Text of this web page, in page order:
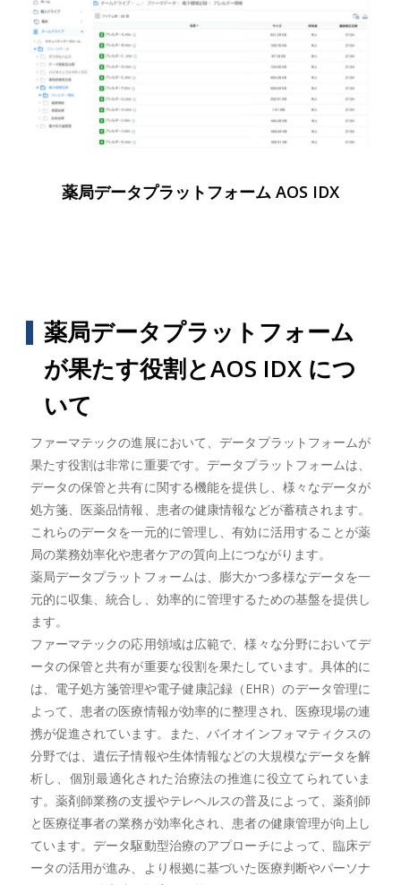
薬局データプラットフォーム AOS IDX
薬局データプラットフォーム
が果たす役割とAOS IDX につ
いて
ファーマテックの進展において、データプラットフォームが
果たす役割は非常に重要です。データプラットフォームは、
データの保管と共有に関する機能を提供し、様々なデータが
処方箋、医薬品情報、患者の健康情報などが蓄積されます。
これらのデータを一元的に管理し、有効に活用することが薬
局の業務効率化や患者ケアの質向上につながります。
薬局データプラットフォームは、膨大かつ多様なデータを一
元的に収集、統合し、効率的に管理するための基盤を提供し
ます。
ファーマテックの応用領域は広範で、様々な分野においてデ
ータの保管と共有が重要な役割を果たしています。具体的に
は、電子処方箋管理や電子健康記録（EHR）のデータ管理に
よって、患者の医療情報が効率的に整理され、医療現場の連
携が促進されています。また、バイオインフォマティクスの
分野では、遺伝子情報や生体情報などの大規模なデータを解
析し、個別最適化された治療法の推進に役立てられていま
す。薬剤師業務の支援やテレヘルスの普及によって、薬剤師
と医療従事者の業務が効率化され、患者の健康管理が向上し
ています。データ駆動型治療のアプローチによって、臨床デ
ータの活用が進み、より根拠に基づいた医療判断やパーソナ